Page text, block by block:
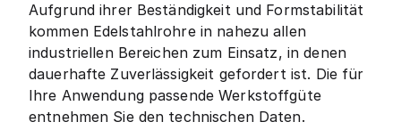
Aufgrund ihrer Beständigkeit und Formstabilität
kommen Edelstahlrohre in nahezu allen
industriellen Bereichen zum Einsatz, in denen
dauerhafte Zuverlässigkeit gefordert ist. Die für
Ihre Anwendung passende Werkstoffgüte
entnehmen Sie den technischen Daten.